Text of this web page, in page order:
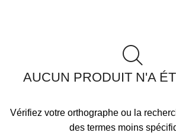
AUCUN PRODUIT N'A
Vérifiez votre orthographe ou la
des termes moins